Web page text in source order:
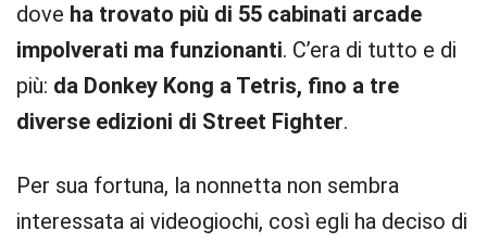
dove ha trovato più di 55 cabinati arcade
impolverati ma funzionanti. C’era di tutto e di
più: da Donkey Kong a Tetris, fino a tre
diverse edizioni di Street Fighter.
Per sua fortuna, la nonnetta non sembra
interessata ai videogiochi, così egli ha deciso di